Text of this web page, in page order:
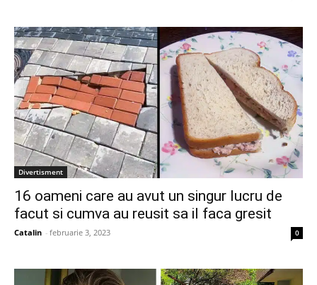
Divertisment
16 oameni care au avut un singur lucru de
facut si cumva au reusit sa il faca gresit
Catalin - februarie 3, 2023 0